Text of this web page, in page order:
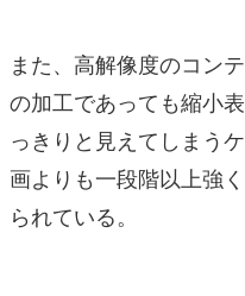
また、高解像度のコン
の加工であっても縮小
っきりと見えてしまう
画よりも一段階以上強
られている。